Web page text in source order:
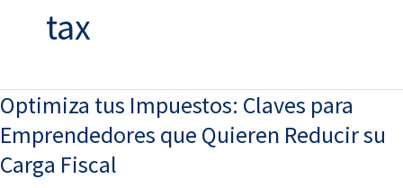
tax
Optimiza tus Impuestos: Claves para
Emprendedores que Quieren Reducir su
Carga Fiscal
Optimiza
tus
Impuestos:
Claves